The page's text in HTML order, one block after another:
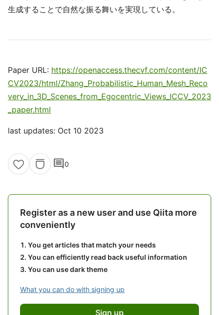
生成することで自然な振る舞いを実現している。
Paper URL: https://openaccess.thecvf.com/content/IC
CV2023/html/Zhang_Probabilistic_Human_Mesh_Reco
very_in_3D_Scenes_from_Egocentric_Views_ICCV_2023
_paper.html
last updates: Oct 10 2023
comment0
Register as a new user and use Qiita more
conveniently
You get articles that match your needs
You can efficiently read back useful information
You can use dark theme
What you can do with signing up
Sign up